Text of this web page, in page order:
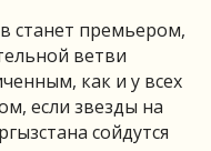
станет премьером,
ветви
как и у всех
если звезды на
сойдутся